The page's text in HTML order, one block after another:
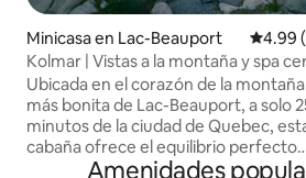
Minicasa en Lac-Beauport
4.99
Kolmar | Vistas a la montaña y spa
de la ciudad de Quebec
Ubicada en el corazón de la montaña
más bonita de Lac-Beauport, a solo
minutos de la ciudad de Quebec,
cabaña ofrece el equilibrio perfecto
entre naturaleza y comodidad.
Amenidades